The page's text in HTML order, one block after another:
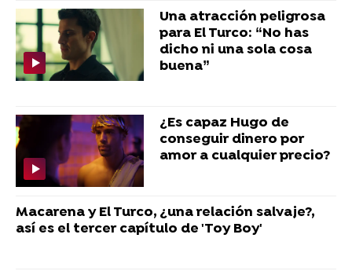
Una atracción peligrosa
para El Turco: “No has
dicho ni una sola cosa
buena”
¿Es capaz Hugo de
conseguir dinero por
amor a cualquier precio?
Macarena y El Turco, ¿una relación salvaje?,
así es el tercer capítulo de 'Toy Boy'